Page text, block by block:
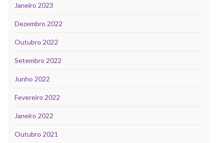
Janeiro 2023
Dezembro 2022
Outubro 2022
Setembro 2022
Junho 2022
Fevereiro 2022
Janeiro 2022
Outubro 2021